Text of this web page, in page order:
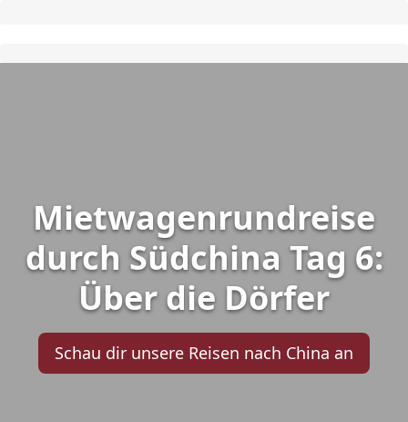
Mietwagenrundreise
durch Südchina Tag 6:
Über die Dörfer
Schau dir unsere Reisen nach China an